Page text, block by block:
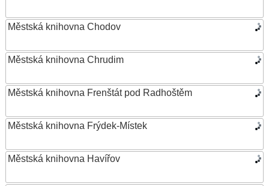
Městská knihovna Chodov
Městská knihovna Chrudim
Městská knihovna Frenštát pod Radhoštěm
Městská knihovna Frýdek-Místek
Městská knihovna Havířov